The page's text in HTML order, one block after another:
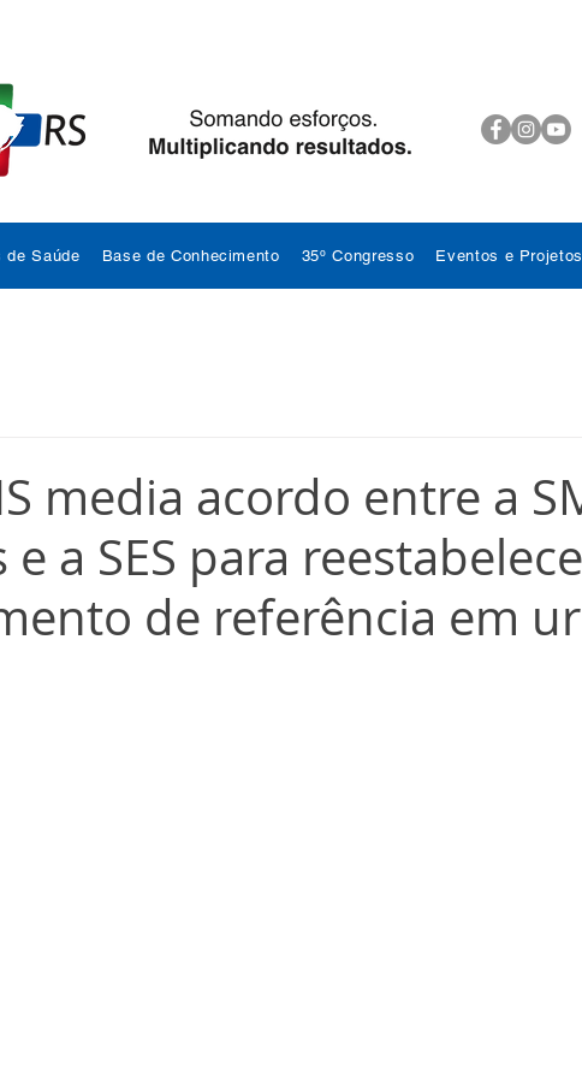
de Saúde Base de Conhecimento 35º Congresso Eventos e
media acordo entre a
e a SES para
de referência em ur